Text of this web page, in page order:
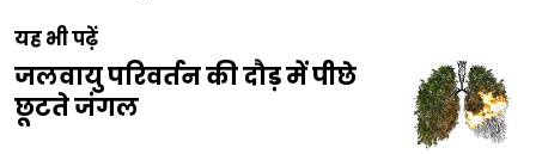
यह भी पढ़ें
जलवायु परिवर्तन की दौड़ में पीछे
छूटते जंगल